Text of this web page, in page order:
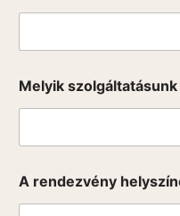
Melyik
A rendezvény